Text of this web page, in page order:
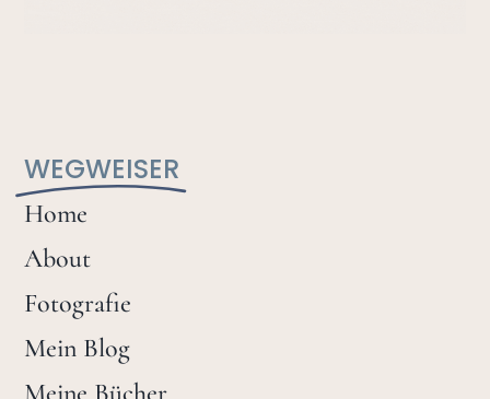
WEGWEISER
Home
About
Fotografie
Mein Blog